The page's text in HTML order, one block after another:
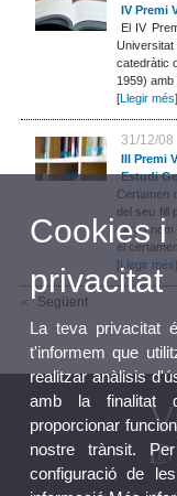
IV Premi
El IV
catedràtic
1959) amb
[Llegir més]
31/12/08
III Premi
Estudi
Certamen
del seu fill
cara i nom
el
[Llegir més]
Següent
Cookies
privacitat
La teva privacitat
t'informem que
realitzar anàlisis
amb la finalitat
proporcionar
nostre trànsit.
configuració de